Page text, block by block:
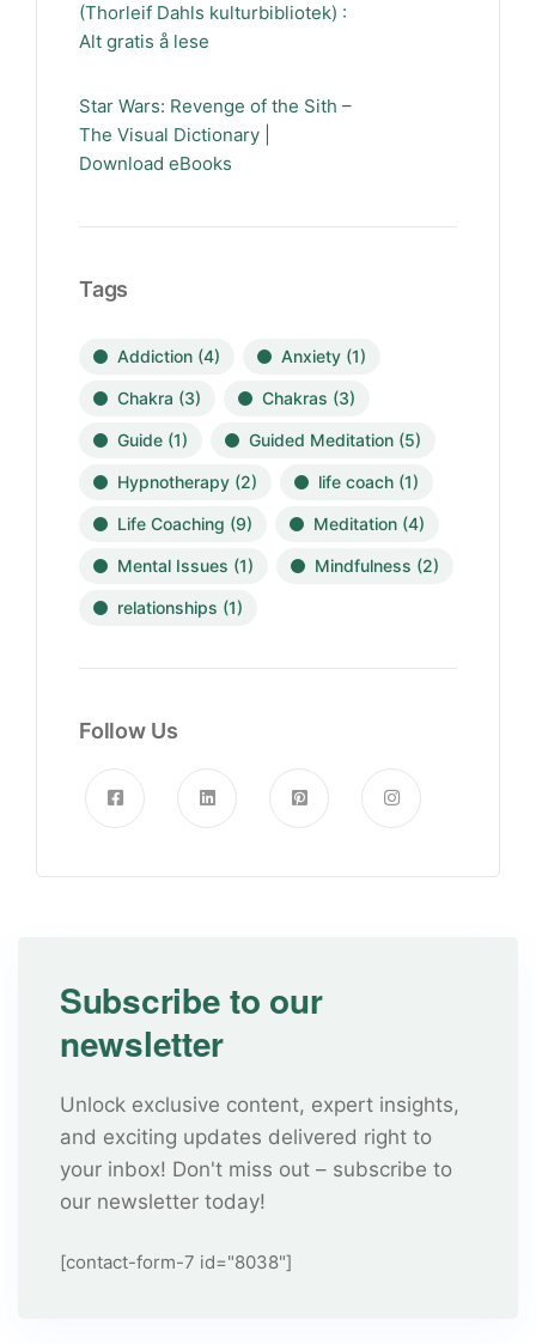
(Thorleif Dahls kulturbibliotek) :
Alt gratis å lese
Star Wars: Revenge of the Sith –
The Visual Dictionary |
Download eBooks
Tags
Addiction (4) Anxiety (1)
Chakra (3) Chakras (3)
Guide (1) Guided Meditation (5)
Hypnotherapy (2) life coach (1)
Life Coaching (9) Meditation (4)
Mental Issues (1) Mindfulness (2)
relationships (1)
Follow Us
Subscribe to our
newsletter
Unlock exclusive content, expert insights,
and exciting updates delivered right to
your inbox! Don't miss out – subscribe to
our newsletter today!
[contact-form-7 id="8038"]